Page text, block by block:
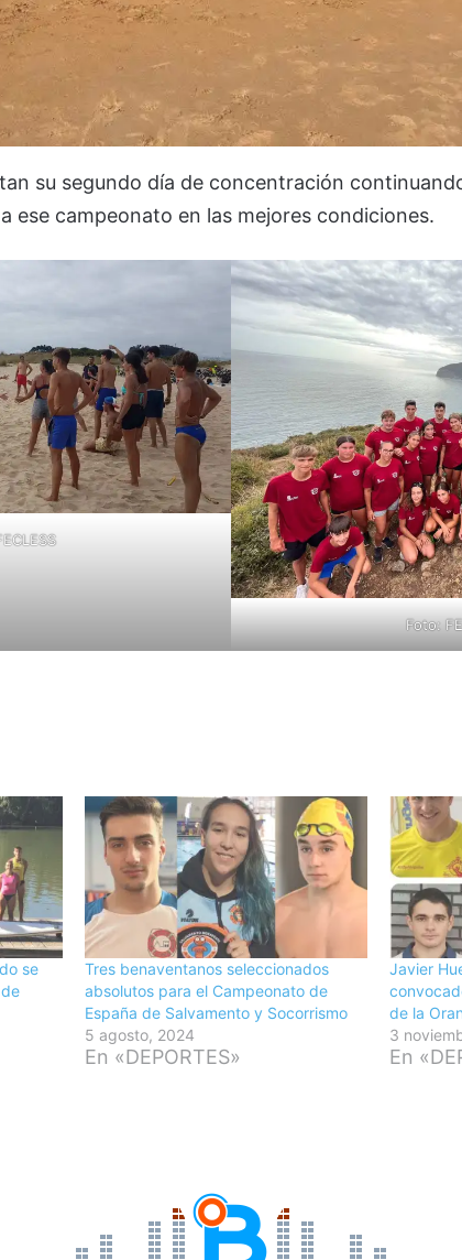
su segundo día de concentración
ese campeonato en las mejores condiciones.
Foto:
se
Tres benaventanos seleccionados
absolutos para el Campeonato de
España de Salvamento y Socorrismo
5 agosto, 2024
En «DEPORTES»
Javier
de la
3
En